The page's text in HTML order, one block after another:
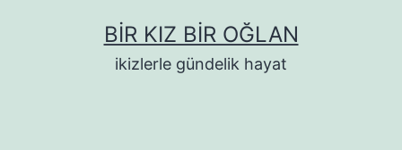
BIR KIZ BIR OĞLAN
ikizlerle gündelik hayat